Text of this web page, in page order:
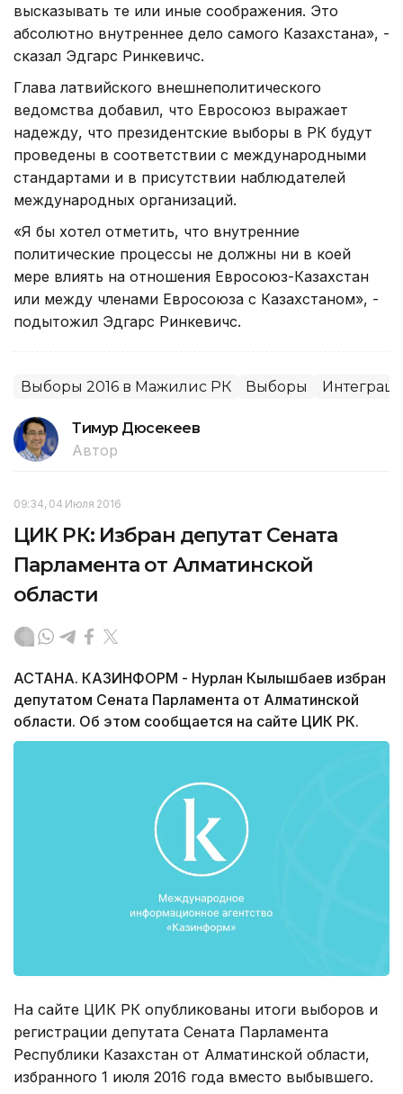
высказывать те или иные соображения. Это
абсолютно внутреннее дело самого Казахстана», -
сказал Эдгарс Ринкевичс.
Глава латвийского внешнеполитического
ведомства добавил, что Евросоюз выражает
надежду, что президентские выборы в РК будут
проведены в соответствии с международными
стандартами и в присутствии наблюдателей
международных организаций.
«Я бы хотел отметить, что внутренние
политические процессы не должны ни в коей
мере влиять на отношения Евросоюз-Казахстан
или между членами Евросоюза с Казахстаном», -
подытожил Эдгарс Ринкевичс.
Выборы 2016 в Мажилис РК Выборы
Тимур Дюсекеев
Автор
09:34, 04 Июля 2016
ЦИК РК: Избран депутат Сената
Парламента от Алматинской
области
АСТАНА. КАЗИНФОРМ - Нурлан Кылышбаев избран
депутатом Сената Парламента от Алматинской
области. Об этом сообщается на сайте ЦИК РК.
На сайте ЦИК РК опубликованы итоги выборов и
регистрации депутата Сената Парламента
Республики Казахстан от Алматинской области,
избранного 1 июля 2016 года вместо выбывшего.